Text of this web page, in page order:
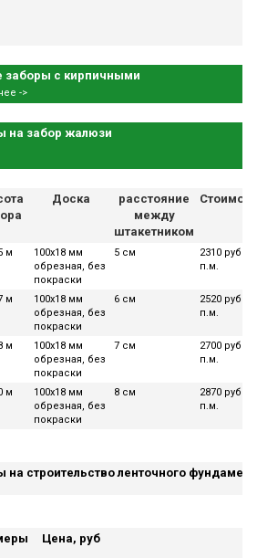
с кирпичными
->
на забор жалюзи
Доска
расстояние
между
штакетником
м
100х18 мм
обрезная, без
покраски
5 см
2310 руб за
п.м.
м
100х18 мм
обрезная, без
покраски
6 см
2520 руб за
п.м.
м
100х18 мм
обрезная, без
покраски
7 см
2700 руб за
п.м.
м
100х18 мм
обрезная, без
покраски
8 см
2870 руб за
п.м.
на строительство ленточного
Цена, руб